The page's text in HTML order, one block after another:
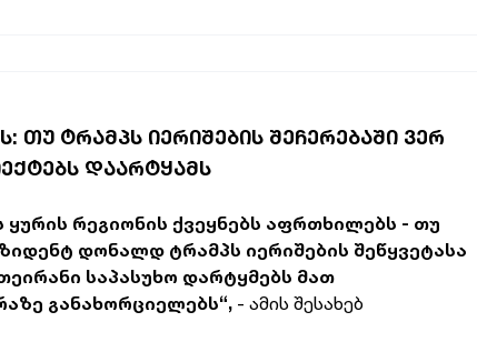
ᲗᲣ ᲢᲠᲐᲛᲞᲡ ᲘᲔᲠᲘᲨᲔᲑᲘᲡ ᲨᲔᲩᲔᲠᲔᲑᲐᲨᲘ ᲕᲔᲠ
ᲓᲐᲐᲠᲢᲧᲐᲛᲡ
ყურის რეგიონის ქვეყნებს აფრთხილებს - თუ
დონალდ ტრამპს იერიშების შეწყვეტასა
საპასუხო დარტყმებს მათ
განახორციელებს“, - ამის შესახებ